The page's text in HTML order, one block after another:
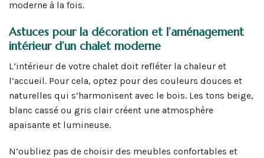
moderne à la fois.
Astuces pour la décoration et l’aménagement
intérieur d’un chalet moderne
L’intérieur de votre chalet doit refléter la chaleur et
l’accueil. Pour cela, optez pour des couleurs douces et
naturelles qui s’harmonisent avec le bois. Les tons beige,
blanc cassé ou gris clair créent une atmosphère
apaisante et lumineuse.
N’oubliez pas de choisir des meubles confortables et